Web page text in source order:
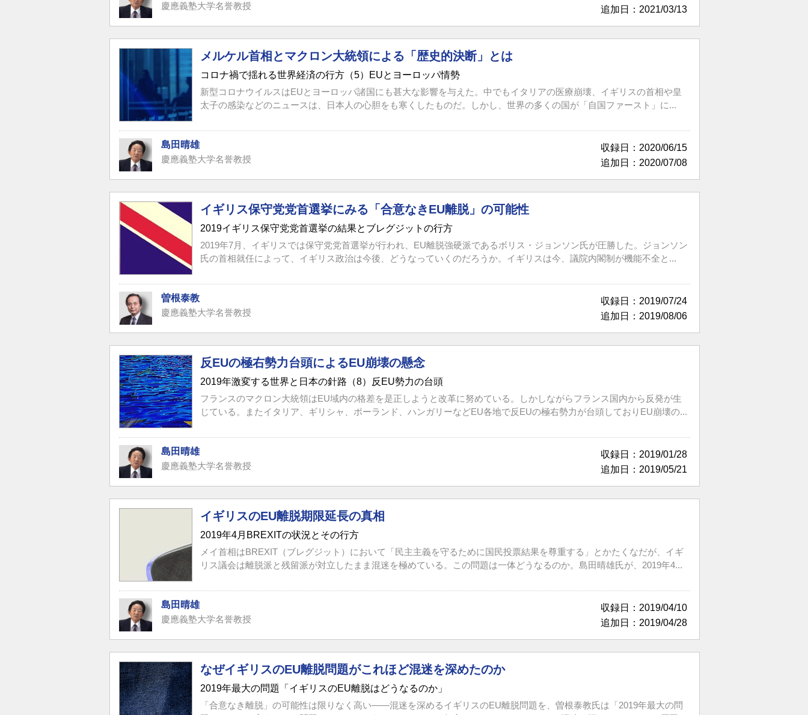
追加日：2021/03/13
慶應義塾大学名誉教授
メルケル首相とマクロン大統領による「歴史的決断」とは
コロナ禍で揺れる世界経済の行方（5）EUとヨーロッパ情勢
新型コロナウイルスはEUとヨーロッパ諸国にも甚大な影響を与えた。中でもイタリアの医療崩壊、イギリスの首相や皇
太子の感染などのニュースは、日本人の心胆をも寒くしたものだ。しかし、世界の多くの国が「自国ファースト」に...
収録日：2020/06/15
追加日：2020/07/08
島田晴雄
慶應義塾大学名誉教授
イギリス保守党党首選挙にみる「合意なきEU離脱」の可能性
2019イギリス保守党党首選挙の結果とブレグジットの行方
2019年7月、イギリスでは保守党党首選挙が行われ、EU離脱強硬派であるボリス・ジョンソン氏が圧勝した。ジョンソン
氏の首相就任によって、イギリス政治は今後、どうなっていくのだろうか。イギリスは今、議院内閣制が機能不全と...
収録日：2019/07/24
追加日：2019/08/06
曽根泰教
慶應義塾大学名誉教授
反EUの極右勢力台頭によるEU崩壊の懸念
2019年激変する世界と日本の針路（8）反EU勢力の台頭
フランスのマクロン大統領はEU域内の格差を是正しようと改革に努めている。しかしながらフランス国内から反発が生
じている。またイタリア、ギリシャ、ポーランド、ハンガリーなどEU各地で反EUの極右勢力が台頭しておりEU崩壊の...
収録日：2019/01/28
追加日：2019/05/21
島田晴雄
慶應義塾大学名誉教授
イギリスのEU離脱期限延長の真相
2019年4月BREXITの状況とその行方
メイ首相はBREXIT（ブレグジット）において「民主主義を守るために国民投票結果を尊重する」とかたくなだが、イギ
リス議会は離脱派と残留派が対立したまま混迷を極めている。この問題は一体どうなるのか。島田晴雄氏が、2019年4...
収録日：2019/04/10
追加日：2019/04/28
島田晴雄
慶應義塾大学名誉教授
なぜイギリスのEU離脱問題がこれほど混迷を深めたのか
2019年最大の問題「イギリスのEU離脱はどうなるのか」
「合意なき離脱」の可能性は限りなく高い――混迷を深めるイギリスのEU離脱問題を、曽根泰教氏は「2019年最大の問